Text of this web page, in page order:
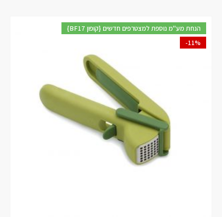
{BF17 קופון} הנחת מע"מ נוספת למצטרפים חדשים
-11%